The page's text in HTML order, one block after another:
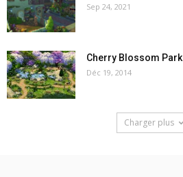
Sep 24, 2021
Cherry Blossom Park
Déc 19, 2014
Charger plus